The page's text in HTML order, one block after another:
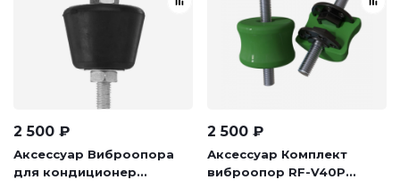
2 500 ₽
Аксессуар Виброопора
для кондиционер...
2 500 ₽
Аксессуар Комплект
виброопор RF-V40P...